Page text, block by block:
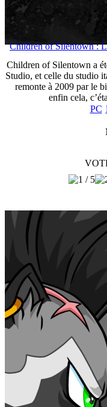
Children of Silentown :
Children of Silentown a
Studio, et celle du studio
remonte à 2009 par le
enfin cela,
PC